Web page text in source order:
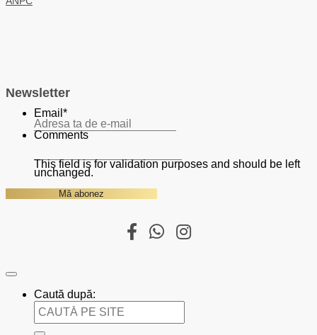
Newsletter
Email *
Comments
This field is for validation purposes and should be left
unchanged.
Caută după: